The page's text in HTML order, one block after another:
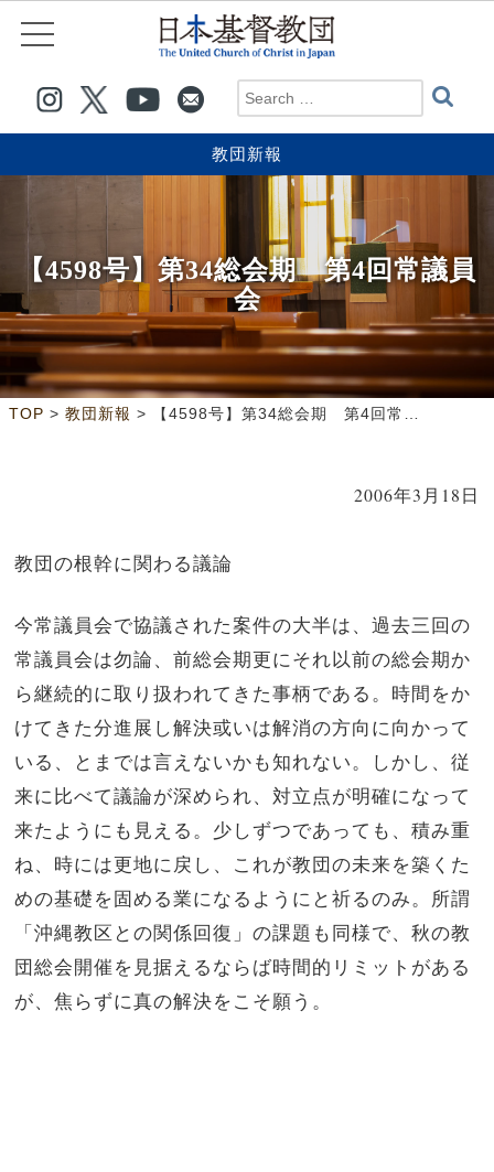
教団新報
【4598号】第34総会期 第4回常議員
会
TOP > 教団新報 > 【4598号】第34総会期 第4回常議員会
2006年3月18日
教団の根幹に関わる議論
今常議員会で協議された案件の大半は、過去三回の
常議員会は勿論、前総会期更にそれ以前の総会期か
ら継続的に取り扱われてきた事柄である。時間をか
けてきた分進展し解決或いは解消の方向に向かって
いる、とまでは言えないかも知れない。しかし、従
来に比べて議論が深められ、対立点が明確になって
来たようにも見える。少しずつであっても、積み重
ね、時には更地に戻し、これが教団の未来を築くた
めの基礎を固める業になるようにと祈るのみ。所謂
「沖縄教区との関係回復」の課題も同様で、秋の教
団総会開催を見据えるならば時間的リミットがある
が、焦らずに真の解決をこそ願う。